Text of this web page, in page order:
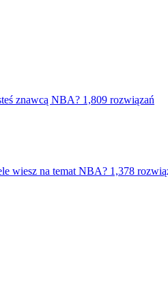
znawcą NBA? 1,809 rozwiązań
wiesz na temat NBA? 1,378